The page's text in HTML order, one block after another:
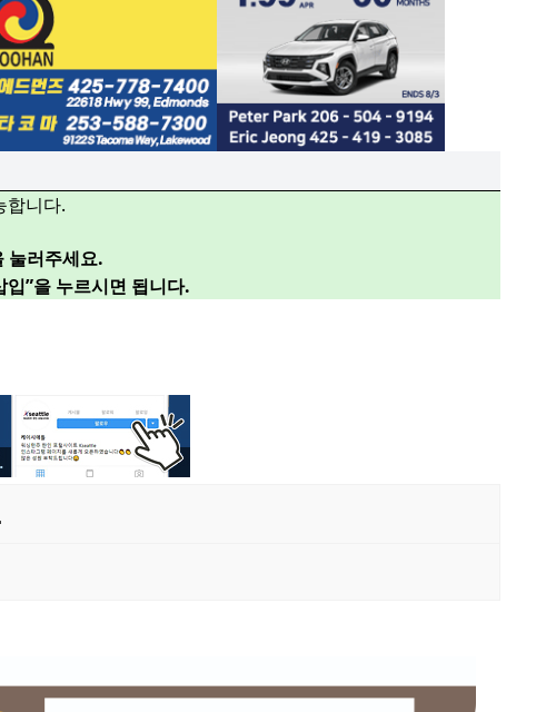
합니다.
눌러주세요.
”을 누르시면 됩니다.